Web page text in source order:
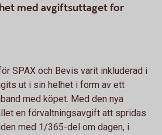
med avgiftsuttaget for
SPAX och Bevis varit inkluderad i
ut i sin helhet i form av ett
med köpet. Med den nya
en förvaltningsavgift att spridas
med 1/365-del om dagen, i